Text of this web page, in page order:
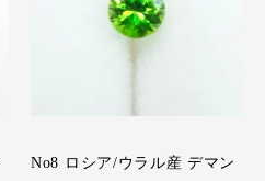
No8 ロシア/ウラル産 デマン